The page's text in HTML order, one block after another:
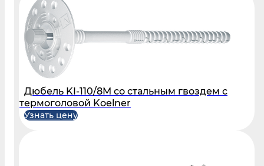
Дюбель KI-110/8M со стальным гвоздем с
термоголовой Koelner
Узнать цену